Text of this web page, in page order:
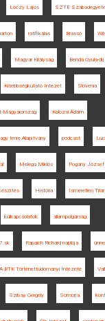
Lóczy Lajos SZTE
ratifikálás Brassó
Magyar Királyság Benda Gyula-díj
Kisebbségkutató Intézet Slovenia
Magyarország Kolozsi Ádám
Imre Alapítvány podcast
Melega Miklós Pogány József
História Ismeretlen
külkapcsolatok állampolgárság
Rapaich Richárd naplója
BTK Történettudományi Intézete
Szilvay Gergely Somorja